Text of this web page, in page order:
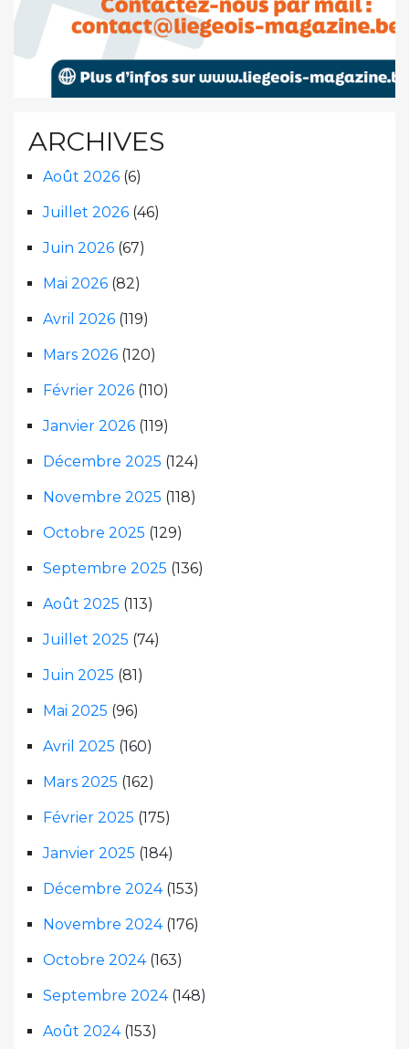
ARCHIVES
Août 2026 (6)
Juillet 2026 (46)
Juin 2026 (67)
Mai 2026 (82)
Avril 2026 (119)
Mars 2026 (120)
Février 2026 (110)
Janvier 2026 (119)
Décembre 2025 (124)
Novembre 2025 (118)
Octobre 2025 (129)
Septembre 2025 (136)
Août 2025 (113)
Juillet 2025 (74)
Juin 2025 (81)
Mai 2025 (96)
Avril 2025 (160)
Mars 2025 (162)
Février 2025 (175)
Janvier 2025 (184)
Décembre 2024(153)
Novembre 2024(176)
Octobre 2024(163)
Septembre 2024(148)
Août 2024(153)